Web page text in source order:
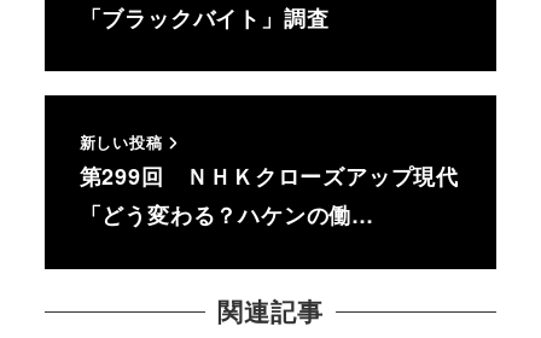
「ブラックバイト」調査
新しい投稿
第299回 ＮＨＫクローズアップ現代
「どう変わる？ハケンの働…
関連記事